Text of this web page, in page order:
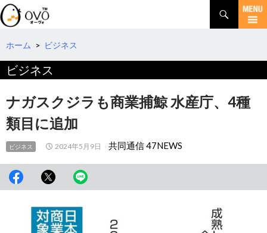
検
索
コ
テ
へ
ホーム > ビジネス
ビジネス
ナガスクジラも商業捕鯨 水産庁、4種
類目に追加
ビジネス 2024年5月9日 共同通信 47NEWS